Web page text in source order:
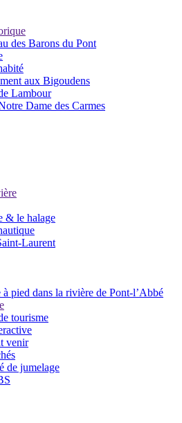
des Barons du Pont
aux Bigoudens
Lambour
Dame des Carmes
& le halage
Laurent
à pied dans la rivière de Pont-l’Abbé
tourisme
venir
de jumelage